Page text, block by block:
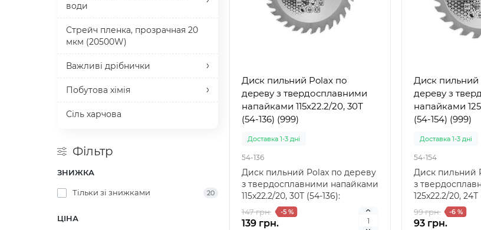
води
Стрейч пленка, прозрачная 20
мкм (20500W)
Важливі дрібнички
Побутова хімія
Сіль харчова
Фільтр
ЗНИЖКА
Тільки зі знижками 20
ЦІНА
Диск пильний Polax по
дереву з твердосплавними
напайками 115x22.2/20, 30Т
(54-136) (999)
Доставка 1-3 дні
54-136
Диск пильний Polax по дереву
з твердосплавними напайками
115x22.2/20, 30Т (54-136):
надійний вибір д..
147 грн. -5 %
139 грн.
Диск пильний
дереву з
напайками
(54-154) (999)
Доставка 1-3 дні
54-154
Диск пильний
з
125x22.2/20, 24Т
надійний вибір
99 грн. -6 %
93 грн.